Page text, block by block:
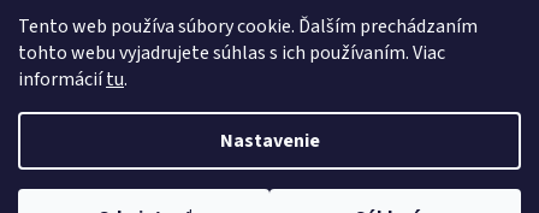
Tento web používa súbory cookie. Ďalším prechádzaním
tohto webu vyjadrujete súhlas s ich používaním. Viac
informáciítu.
Nastavenie
PRIHLÁSIŤ SA
Vytvoril Shoptet